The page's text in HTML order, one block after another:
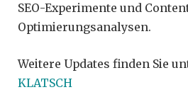
SEO-Experimente und
Optimierungsanalysen.
Weitere Updates finden Sie
KLATSCH